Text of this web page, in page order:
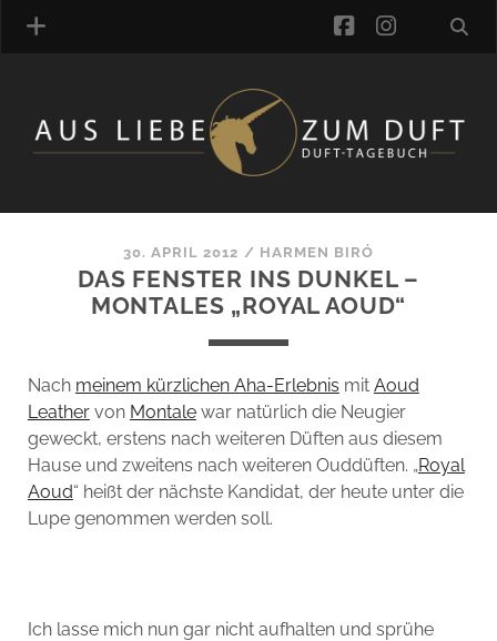
MANUFAKTUREN
KOMMENTARE
LINK-SAMMLUNG
ARTIKEL-ARCHIV
ONLINE-SHOP
DAS ALZD-TEAM
facebook
30. APRIL 2012 / HARMEN BIRÓ
DAS FENSTER INS DUNKEL –
MONTALES „ROYAL AOUD“
Nach meinem kürzlichen Aha-Erlebnis mit Aoud
Leathervon Montalewar natürlich die Neugier
geweckt, erstens nach weiteren Düften aus diesem
Hause und zweitens nach weiteren Ouddüften. „Royal
Aoud“ heißt der nächste Kandidat, der heute unter die
Lupe genommen werden soll.
Ich lasse mich nun gar nicht aufhalten und sprühe